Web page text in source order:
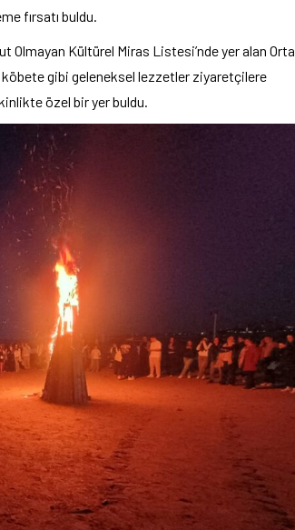
fırsatı buldu.
Olmayan Kültürel Miras Listesi’nde yer alan Orta
köbete gibi geleneksel lezzetler ziyaretçilere
özel bir yer buldu.